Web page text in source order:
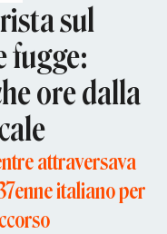
sul
fugge:
ore dalla
attraversava
italiano per